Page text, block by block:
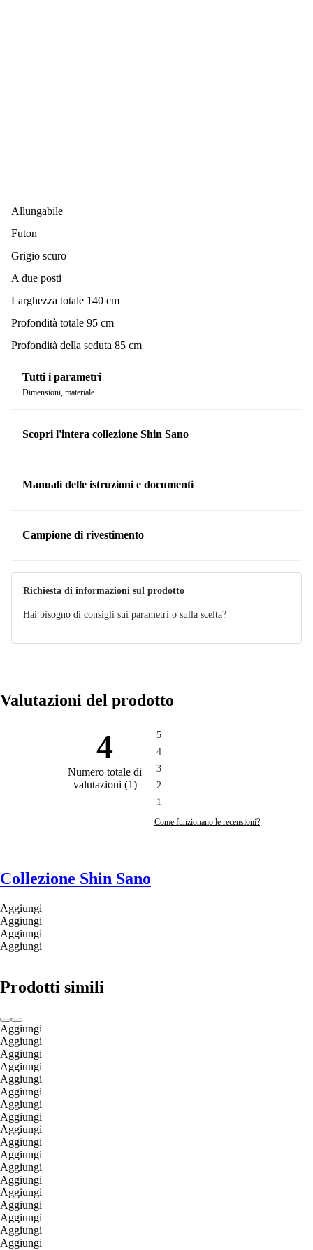
Allungabile
Futon
Grigio scuro
A due posti
Larghezza totale 140 cm
Profondità totale 95 cm
Profondità della seduta 85 cm
Tutti i parametri
Dimensioni, materiale...
Scopri l'intera collezione Shin Sano
Manuali delle istruzioni e documenti
Campione di rivestimento
Campione di rivestimento DARK GREY 734
Ordina un campione di tessuto da ricevere a casa tua.
Richiedi un campione
Richiesta di informazioni sul prodotto
Hai bisogno di consigli sui parametri o sulla scelta?
Valutazioni del prodotto
4
Numero totale di
valutazioni (1)
5
4
3
2
1
Come funzionano le recensioni?
Collezione Shin Sano
Aggiungi
Aggiungi
Aggiungi
Aggiungi
Prodotti simili
Aggiungi
Aggiungi
Aggiungi
Aggiungi
Aggiungi
Aggiungi
Aggiungi
Aggiungi
Aggiungi
Aggiungi
Aggiungi
Aggiungi
Aggiungi
Aggiungi
Aggiungi
Aggiungi
Aggiungi
Aggiungi